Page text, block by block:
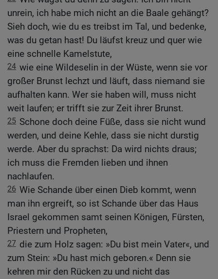
unrein, ich habe mich nicht an die Baale gehängt?
Sieh doch, wie du es treibst im Tal, und bedenke,
was du getan hast! Du läufst kreuz und quer wie
eine schnelle Kamelstute,
24 wie eine Wildeselin in der Wüste, wenn sie vor
großer Brunst lechzt und läuft, dass niemand sie
aufhalten kann. Wer sie haben will, muss nicht
weit laufen; er trifft sie zur Zeit ihrer Brunst.
25 Schone doch deine Füße, dass sie nicht wund
werden, und deine Kehle, dass sie nicht durstig
werde. Aber du sprachst: Da wird nichts draus;
ich muss die Fremden lieben und ihnen
nachlaufen.
26 Wie Schande über einen Dieb kommt, wenn
man ihn ergreift, so ist Schande über das Haus
Israel gekommen samt seinen Königen, Fürsten,
Priestern und Propheten,
27 die zum Holz sagen: »Du bist mein Vater«, und
zum Stein: »Du hast mich geboren.« Denn sie
kehren mir den Rücken zu und nicht das